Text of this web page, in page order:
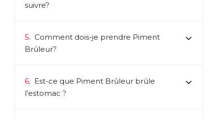
suivre?
5. Comment dois-je prendre Piment
Brûleur?
6. Est-ce que Piment Brûleur brûle
l’estomac ?